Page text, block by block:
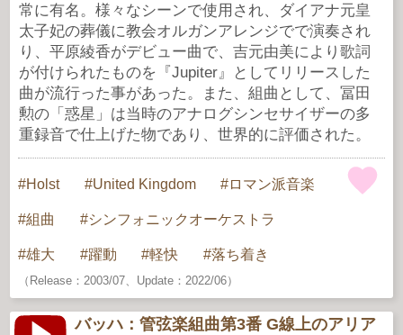
常に有名。様々なシーンで使用され、ダイアナ元皇
太子妃の葬儀に教会オルガンアレンジでで演奏され
り、平原綾香がデビュー曲で、吉元由美により歌詞
が付けられたものを『Jupiter』としてリリースした
曲が流行った事があった。また、組曲として、冨田
勲の「惑星」は当時のアナログシンセサイザーの多
重録音で仕上げた物であり、世界的に評価された。
Holst United Kingdom ロマン派音楽
組曲 シンフォニックオーケストラ
雄大 躍動 軽快 落ち着き
（Release：2003/07、Update：2022/06）
バッハ：管弦楽組曲第3番 G線上のアリア